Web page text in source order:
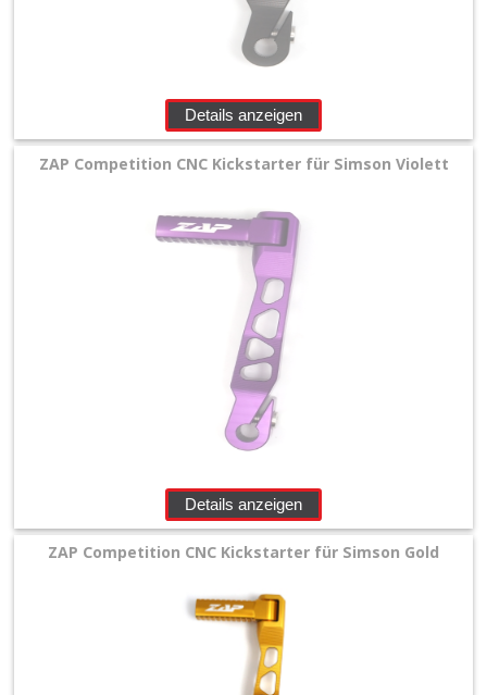
Details anzeigen
ZAP Competition CNC Kickstarter für Simson Violett
Details anzeigen
ZAP Competition CNC Kickstarter für Simson Gold